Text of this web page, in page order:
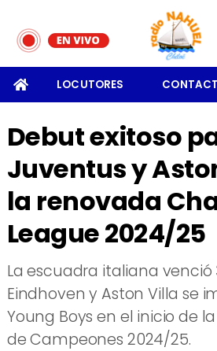
LOCUTORES
Debut exitoso
Juventus y
la renovada
League 2024/25
La escuadra italiana venció
Eindhoven y Aston Villa se
Young Boys en el inicio de
de Campeones 2024/25.